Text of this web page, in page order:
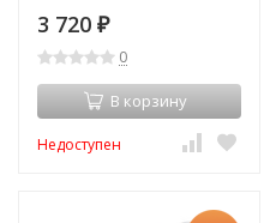
3 720 ₽
0
В корзину
Недоступен